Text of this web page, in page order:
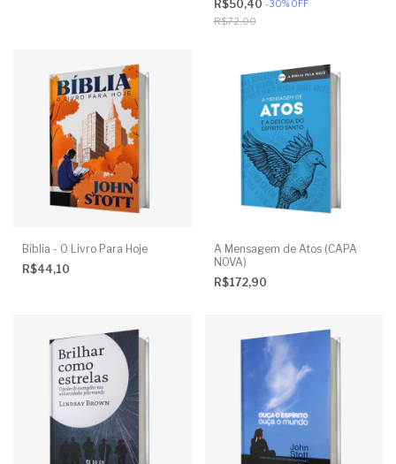
R$50,40 -30% OFF
R$72,00
Bíblia - O Livro Para Hoje
R$44,10
A Mensagem de Atos (CAPA
NOVA)
R$172,90